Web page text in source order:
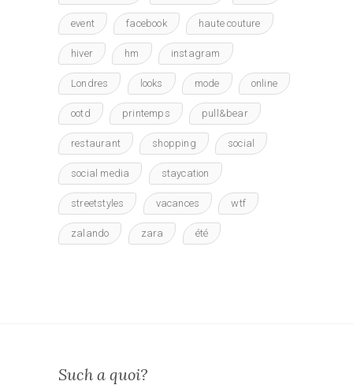
event facebook haute couture
hiver hm instagram
Londres looks mode online
ootd printemps pull&bear
restaurant shopping social
social media staycation
streetstyles vacances wtf
zalando zara été
Such a quoi?